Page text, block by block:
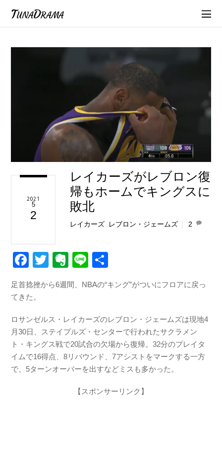
TunaDrama
2021
5
2
レイカーズがレブロン復
帰もホームでキングスに
敗北
レイカーズ レブロン・ジェームズ 2
F
c
b
o
o
k
T
tt
E
er
ot
e
Li
e
足首捻挫から6週間、NBAの“キング”がついにフロアに戻っ
てきた。
ロサンゼルス・レイカーズのレブロン・ジェームズは現地4
月30日、ステイプルズ・センターで行われたサクラメン
ト・キングス戦で20試合の欠場から復帰。32分のプレイタ
イムで16得点、8リバウンド、7アシストをマークする一方
で、5ターンオーバーを出すなどミスも多かった。
【スポンサーリンク】